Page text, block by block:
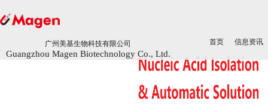
广州美基生物科技有限公司
Guangzhou Magen Biotechnology Co., Ltd.
首页 信息资讯
广州美基生物科技有限公司
Guangzhou Magen Biotechnology Co., Ltd.
首页 信息资讯